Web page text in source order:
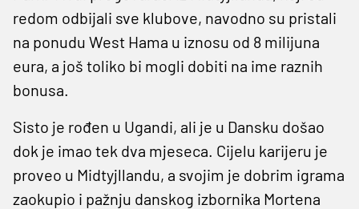
redom odbijali sve klubove, navodno su pristali
na ponudu West Hama u iznosu od 8 milijuna
eura, a još toliko bi mogli dobiti na ime raznih
bonusa.
Sisto je rođen u Ugandi, ali je u Dansku došao
dok je imao tek dva mjeseca. Cijelu karijeru je
proveo u Midtyjllandu, a svojim je dobrim igrama
zaokupio i pažnju danskog izbornika Mortena